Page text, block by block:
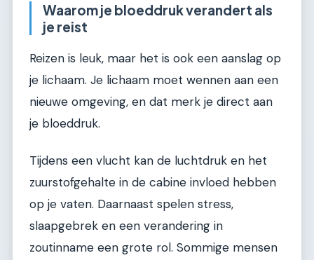
Waarom je bloeddruk verandert als
je reist
Reizen is leuk, maar het is ook een aanslag op
je lichaam. Je lichaam moet wennen aan een
nieuwe omgeving, en dat merk je direct aan
je bloeddruk.
Tijdens een vlucht kan de luchtdruk en het
zuurstofgehalte in de cabine invloed hebben
op je vaten. Daarnaast spelen stress,
slaapgebrek en een verandering in
zoutinname een grote rol. Sommige mensen